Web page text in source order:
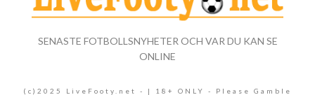
SENASTE FOTBOLLSNYHETER OCH VAR DU KAN SE
ONLINE
(c)2025 LiveFooty.net - | 18+ ONLY - Please Gamble